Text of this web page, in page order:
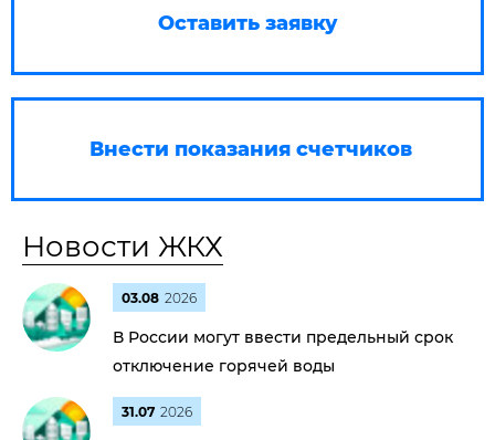
Оставить заявку
Внести показания счетчиков
Новости ЖКХ
03.08 2026
В России могут ввести предельный срок
отключение горячей воды
31.07 2026